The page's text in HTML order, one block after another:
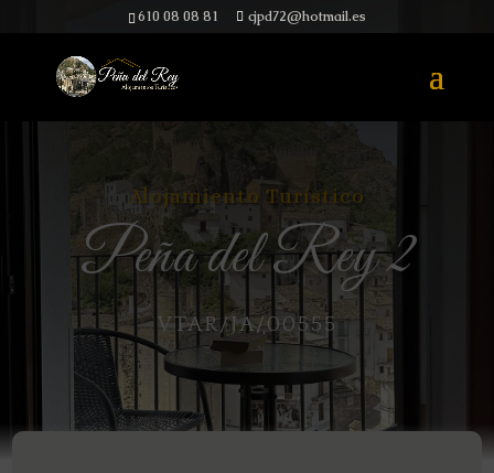
610 08 08 81 cjpd72@hotmail.es
Alojamiento Turístico
Peña del Rey 2
VTAR/JA/00555